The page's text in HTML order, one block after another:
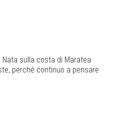
sulla costa di Maratea
perché continuo a pensare